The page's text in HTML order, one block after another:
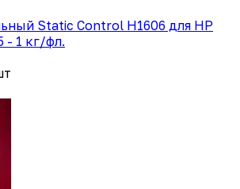
Static Control H1606 для HP
- 1 кг/фл.